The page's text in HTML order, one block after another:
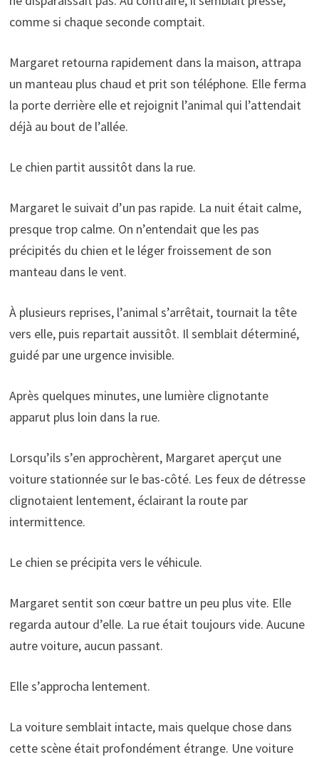
comme si chaque seconde comptait.
Margaret retourna rapidement dans la maison, attrapa
un manteau plus chaud et prit son téléphone. Elle ferma
la porte derrière elle et rejoignit l’animal qui l’attendait
déjà au bout de l’allée.
Le chien partit aussitôt dans la rue.
Margaret le suivait d’un pas rapide. La nuit était calme,
presque trop calme. On n’entendait que les pas
précipités du chien et le léger froissement de son
manteau dans le vent.
À plusieurs reprises, l’animal s’arrêtait, tournait la tête
vers elle, puis repartait aussitôt. Il semblait déterminé,
guidé par une urgence invisible.
Après quelques minutes, une lumière clignotante
apparut plus loin dans la rue.
Lorsqu’ils s’en approchèrent, Margaret aperçut une
voiture stationnée sur le bas-côté. Les feux de détresse
clignotaient lentement, éclairant la route par
intermittence.
Le chien se précipita vers le véhicule.
Margaret sentit son cœur battre un peu plus vite. Elle
regarda autour d’elle. La rue était toujours vide. Aucune
autre voiture, aucun passant.
Elle s’approcha lentement.
La voiture semblait intacte, mais quelque chose dans
cette scène était profondément étrange. Une voiture